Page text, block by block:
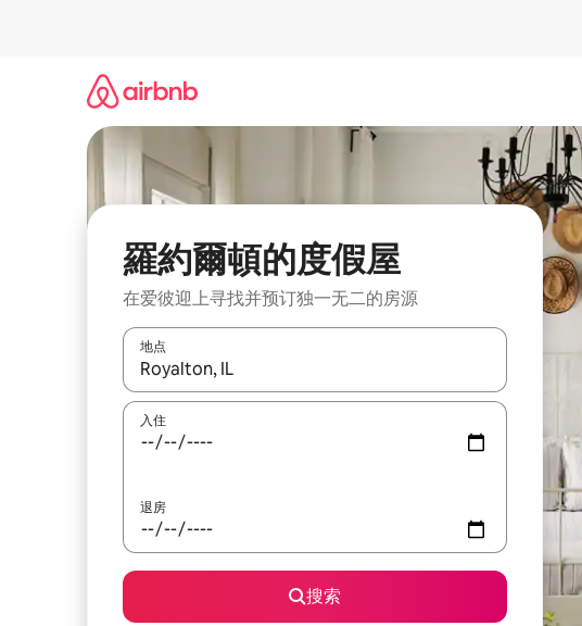
羅約爾頓的度假屋
在爱彼迎上寻找并预订独一无二的房源
地点
如有搜索结果，请使用上下方向键查看，或通过点击或滑动手势浏
入住
退房
搜索